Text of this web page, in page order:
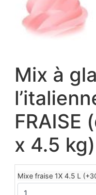
Mix à
FRAISE
x 4.5 kg)
Mixe fraise 1X 4.5 L (+